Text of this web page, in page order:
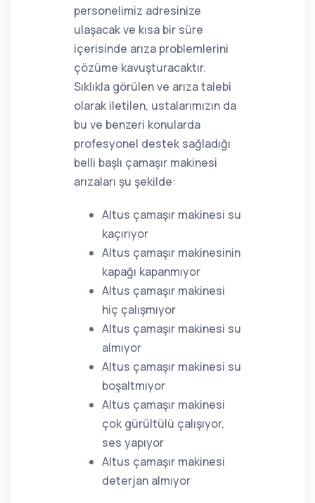
personelimiz adresinize
ulaşacak ve kısa bir süre
içerisinde arıza problemlerini
çözüme kavuşturacaktır.
Sıklıkla görülen ve arıza talebi
olarak iletilen, ustalarımızın da
bu ve benzeri konularda
profesyonel destek sağladığı
belli başlı çamaşır makinesi
arızaları şu şekilde:
Altus çamaşır makinesi su
kaçırıyor
Altus çamaşır makinesinin
kapağı kapanmıyor
Altus çamaşır makinesi
hiç çalışmıyor
Altus çamaşır makinesi su
almıyor
Altus çamaşır makinesi su
boşaltmıyor
Altus çamaşır makinesi
çok gürültülü çalışıyor,
ses yapıyor
Altus çamaşır makinesi
deterjan almıyor